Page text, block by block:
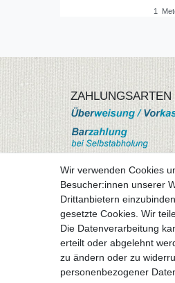
1
ZAHLUNGSARTEN
mehr
Besuchen sie uns auf
Wir verwenden Cookies
Besucher:innen unserer
Drittanbietern
gesetzte Cookies. Wir
Die Datenverarbeitung
erteilt oder abgelehnt
zu ändern oder zu
personenbezogener